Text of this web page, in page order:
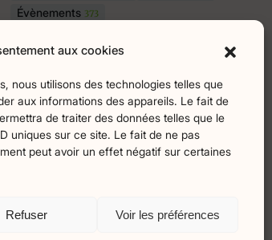
aux cookies
nous utilisons des technologies telles que
aux informations des appareils. Le fait de
de traiter des données telles que le
uniques sur ce site. Le fait de ne pas
peut avoir un effet négatif sur certaines
Refuser Voir les préférences
Évènements 373
La parole à nos lecteurs
sport27 Tourisme 19